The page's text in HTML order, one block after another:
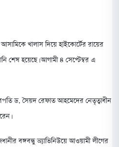
শেষ হয়েছে। আগামী ৪ সেপ্টেম্বর এ
ড. সৈয়দ রেফাত আহমেদের নেতৃত্বাধীন
বঙ্গবন্ধু অ্যাভিনিউয়ে আওয়ামী লীগের